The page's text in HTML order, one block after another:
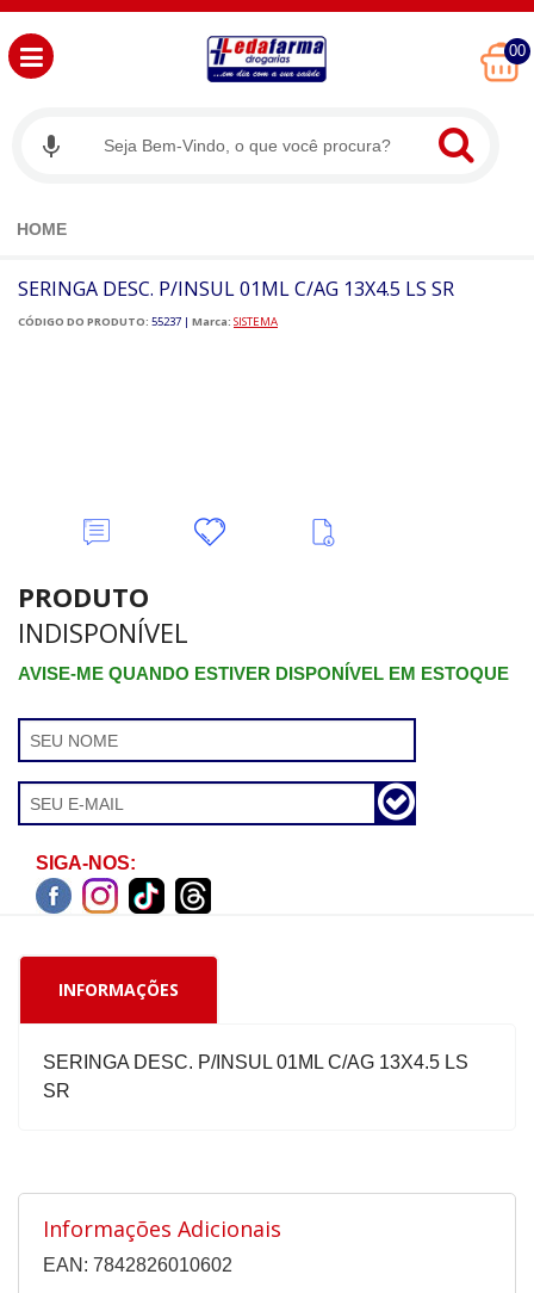
00
HOME
SERINGA DESC. P/INSUL 01ML C/AG 13X4.5 LS SR
CÓDIGO DO PRODUTO: 55237 | Marca: SISTEMA
PRODUTO
INDISPONÍVEL
AVISE-ME QUANDO ESTIVER DISPONÍVEL EM ESTOQUE
SIGA-NOS:
INFORMAÇÕES
SERINGA DESC. P/INSUL 01ML C/AG 13X4.5 LS
SR
Informações Adicionais
EAN: 7842826010602